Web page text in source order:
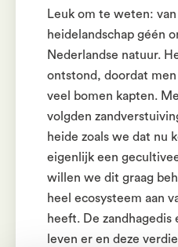
Leuk om te weten:
heidelandschap géén
Nederlandse natuur.
ontstond, doordat
veel bomen kapten.
volgden
heide zoals we dat nu
eigenlijk een
willen we dit graag
heel ecosysteem aan
heeft. De
leven er en deze